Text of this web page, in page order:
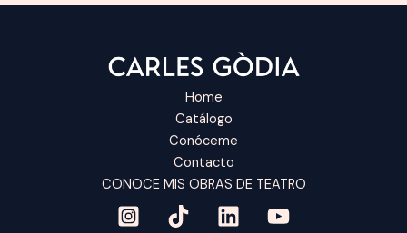
Home
Catálogo
Conóceme
Contacto
CONOCE MIS OBRAS DE TEATRO